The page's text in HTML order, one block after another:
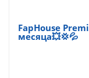
FapHouse
месяца💥💢💦